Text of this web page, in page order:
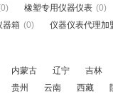
橡塑专用仪器仪表 (0)
器箱 (0) 仪器仪表代理加
内蒙古 辽宁 吉林
贵州 云南 西藏